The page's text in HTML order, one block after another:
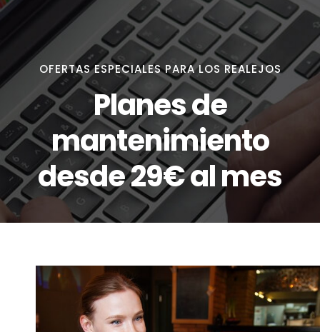
OFERTAS ESPECIALES PARA LOS REALEJOS
Planes de
mantenimiento
desde 29€ al mes